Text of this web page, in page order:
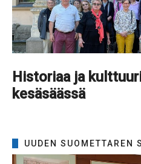
Historiaa ja
kesäsäässä
UUDEN SUOMETTAREN